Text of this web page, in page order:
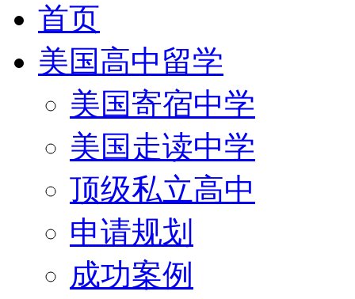
首页
美国高中留学
美国寄宿中学
美国走读中学
顶级私立高中
申请规划
成功案例